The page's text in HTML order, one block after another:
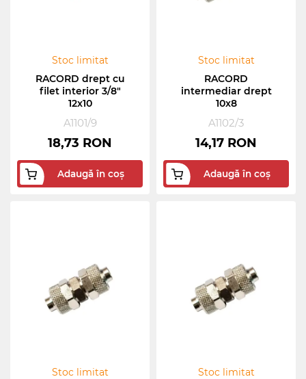
Stoc limitat
RACORD drept cu
filet interior 3/8"
12x10
A1101/9
18,73 RON
Adaugă în coș
Stoc limitat
RACORD
intermediar drept
10x8
A1102/3
14,17 RON
Adaugă în coș
Stoc limitat
Stoc limitat